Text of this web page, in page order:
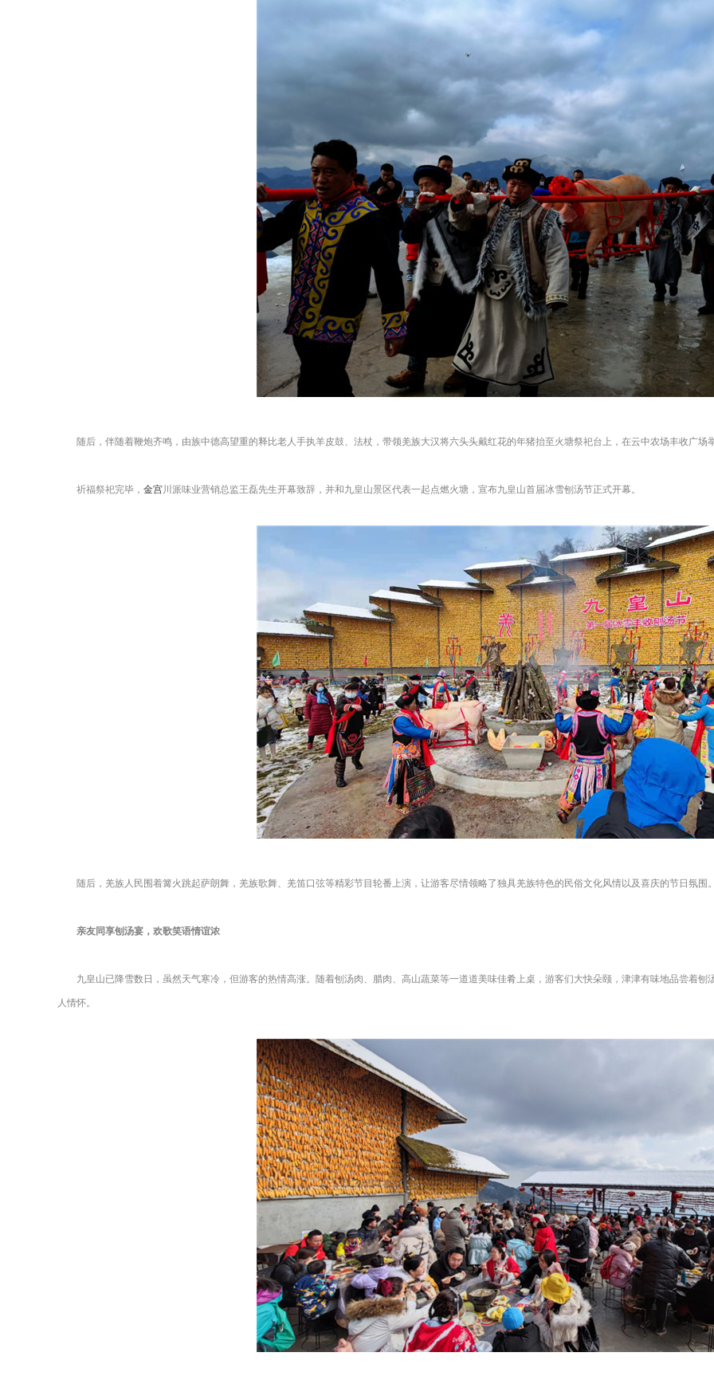
随后，伴随着鞭炮齐鸣，由族中德高望重的释比老人手执羊皮鼓、法杖，带领羌族大汉将六头头戴红花的年猪抬至火塘祭祀台上，在云中农场丰收广
祈福祭祀完毕， 金宫川派味业营销总监王磊先生开幕致辞，并和九皇山景区代表一起点燃火塘，宣布九皇山首届冰雪刨汤节正式开幕。
随后，羌族人民围着篝火跳起萨朗舞，羌族歌舞、羌笛口弦等精彩节目轮番上演，让游客尽情领略了独具羌族特色的民俗文化风情以及喜庆的节日氛围
亲友同享刨汤宴，欢歌笑语情谊浓
九皇山已降雪数日，虽然天气寒冷，但游客的热情高涨。随着刨汤肉、腊肉、高山蔬菜等一道道美味佳肴上桌，游客们大快朵颐，津津有味地品尝着
人情怀。